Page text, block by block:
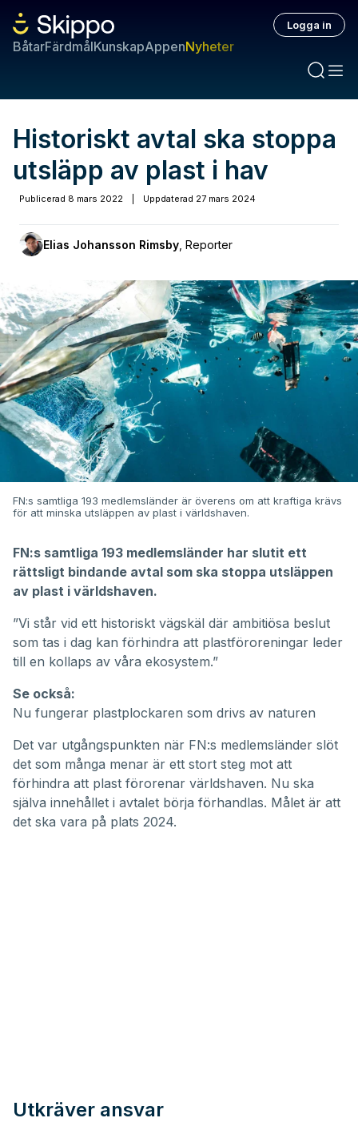
BåtarFärdmålKunskapAppenNyheter
Logga in
Historiskt avtal ska stoppa
utsläpp av plast i hav
Publicerad 8 mars 2022 Uppdaterad 27 mars 2024
Elias Johansson Rimsby Reporter
FN:s samtliga 193 medlemsländer är överens om att kraftiga krävs
för att minska utsläppen av plast i världshaven.
FN:s samtliga 193 medlemsländer har slutit ett
rättsligt bindande avtal som ska stoppa utsläppen
av plast i världshaven.
”Vi står vid ett historiskt vägskäl där ambitiösa beslut
som tas i dag kan förhindra att plastföroreningar leder
till en kollaps av våra ekosystem.”
Se också:
Nu fungerar plastplockaren som drivs av naturen
Det var utgångspunkten när FN:s medlemsländer slöt
det som många menar är ett stort steg mot att
förhindra att plast förorenar världshaven. Nu ska
själva innehållet i avtalet börja förhandlas. Målet är att
det ska vara på plats 2024.
Utkräver ansvar